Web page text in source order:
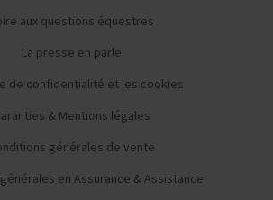
aux questions équestres
La presse en parle
de confidentialité et les cookies
& Mentions légales
générales de vente
en Assurance & Assistance